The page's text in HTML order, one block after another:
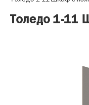
Толедо 1-11